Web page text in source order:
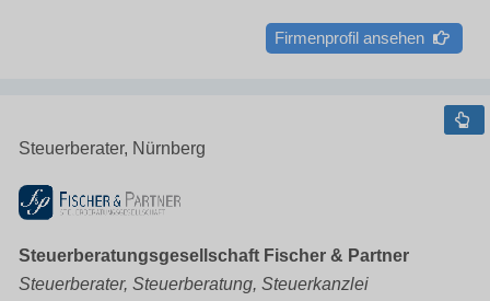
Firmenprofil ansehen
Steuerberater, Nürnberg
Steuerberatungsgesellschaft Fischer & Partner
Steuerberater, Steuerberatung, Steuerkanzlei